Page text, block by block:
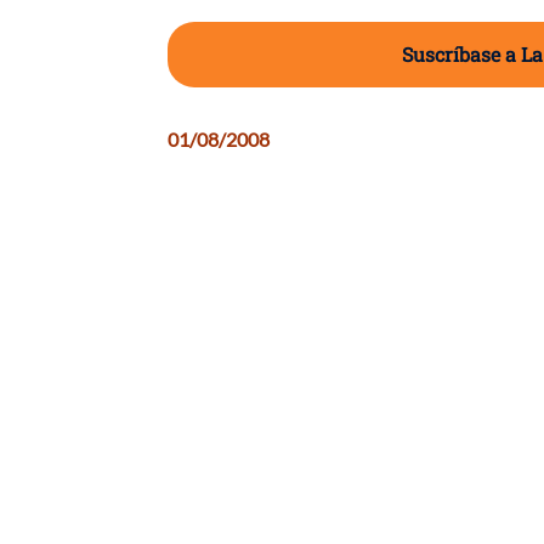
Suscríbase a
01/08/2008